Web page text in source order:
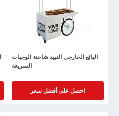
البائع الخارجي النبيذ شاحنة الوجبات
السريعة
احصل على أفضل سعر